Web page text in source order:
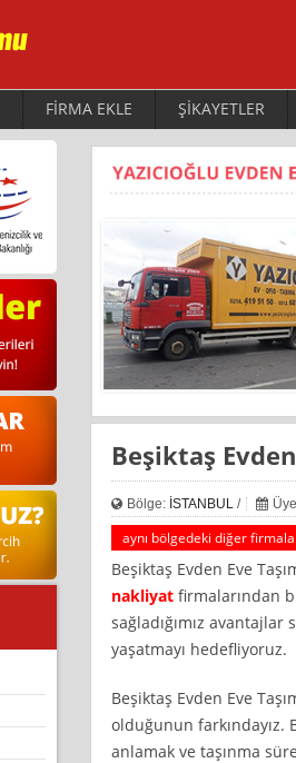
FİRMA EKLE ŞİKAYETLER
Beşiktaş
Bölge: İSTANBUL/
aynı bölgedeki diğer
Beşiktaş Evden Eve
nakliyatfirmalarından
sağladığımız
yaşatmayı hedefliyoruz.
Beşiktaş Evden Eve
olduğunun farkındayız.
anlamak ve taşınma